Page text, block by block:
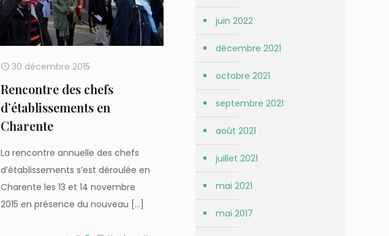
30 décembre 2015
Rencontre des chefs
d’établissements en
Charente
La rencontre annuelle des chefs
d’établissements s’est déroulée en
Charente les 13 et 14 novembre
2015 en présence du nouveau […]
juin 2022
décembre 2021
octobre 2021
septembre 2021
août 2021
juillet 2021
mai 2021
mai 2017